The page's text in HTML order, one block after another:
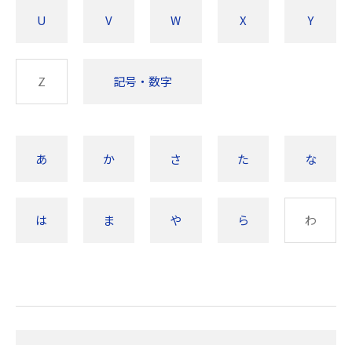
U V W X Y
Z 記号・数字
あ か さ た な
は ま や ら わ